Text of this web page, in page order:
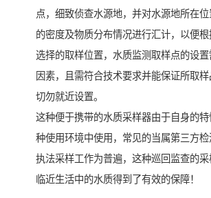
点，细致侦查水源地，并对水源地所在
的密度及物质分布情况进行汇计，以便
选择的取样位置，水质监测取样点的设
因素，且需符合技术要求并能保证所取样
切勿就近设置。
这种便于携带的水质采样器由于自身的
种使用环境中使用，常见的当属第三方
执法采样工作为普遍，这种巡回监查的采
临近生活中的水质得到了有效的保障！